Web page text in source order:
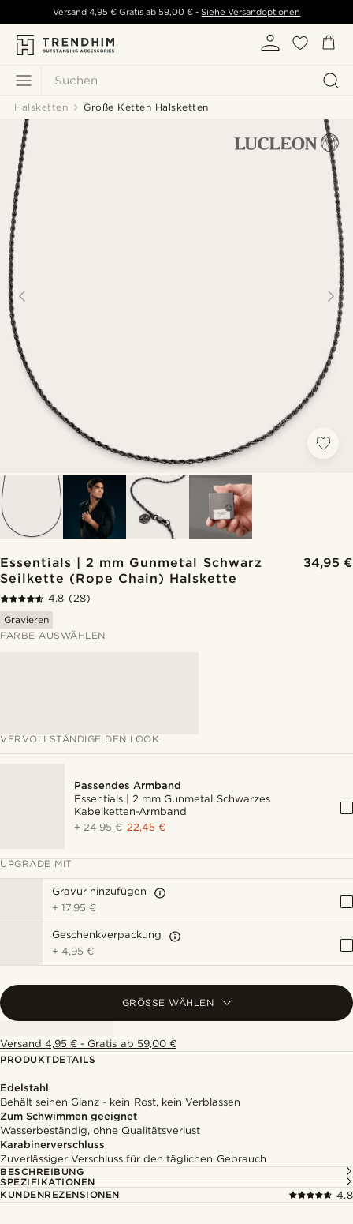
Suchen
Versand 4,95 € Gratis ab59,00 € - Siehe Versandoptionen
Halsketten Große Ketten Halsketten
Essentials | 2 mm Gunmetal Schwarz
Seilkette (Rope Chain) Halskette
34,95 €
4.8 (28)
Gravieren
FARBE AUSWÄHLEN
VERVOLLSTÄNDIGE DEN LOOK
Passendes Armband
Essentials | 2 mm Gunmetal Schwarzes
Kabelketten-Armband
+24,95 € 22,45 €
UPGRADE MIT
Gravur hinzufügen
+17,95 €
Geschenkverpackung
+4,95 €
GRÖSSE WÄHLEN
Versand 4,95 € - Gratis ab 59,00 €
PRODUKTDETAILS
Edelstahl
Behält seinen Glanz - kein Rost, kein Verblassen
Zum Schwimmen geeignet
Wasserbeständig, ohne Qualitätsverlust
Karabinerverschluss
Zuverlässiger Verschluss für den täglichen Gebrauch
BESCHREIBUNG
SPEZIFIKATIONEN
KUNDENREZENSIONEN
4.8